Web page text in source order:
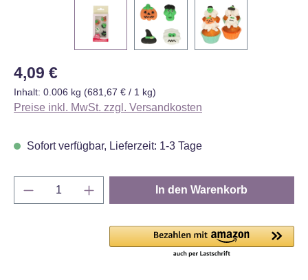
Regulärer Preis:
4,09 €
Inhalt: 0.006 kg (681,67 € / 1 kg)
Preise inkl. MwSt. zzgl. Versandkosten
Sofort verfügbar, Lieferzeit: 1-3 Tage
Produkt Anzahl: Gib den gewünschten
In den Warenkorb